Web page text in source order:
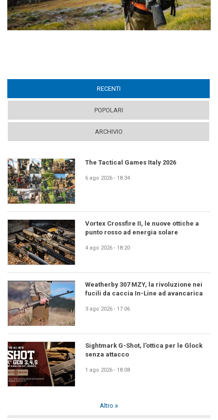
RECENTI
POPOLARI
ARCHIVIO
The Tactical Games Italy 2026
6 ago 2026 - 18:34
Vortex Crossfire II, le nuove ottiche a
punto rosso ad energia solare
4 ago 2026 - 18:20
Weatherby 307 MZY, la rivoluzione nei
fucili da caccia In-Line ad avancarica
3 ago 2026 - 17:06
Sightmark G-Shot, l'ottica per le Glock
senza attacco
1 ago 2026 - 18:08
Altro